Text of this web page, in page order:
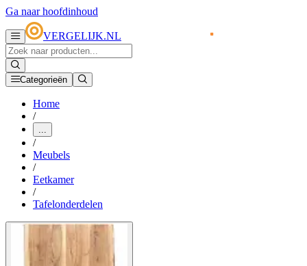
Ga naar hoofdinhoud
VERGELIJK.NL
Categorieën
Home
/
...
/
Meubels
/
Eetkamer
/
Tafelonderdelen